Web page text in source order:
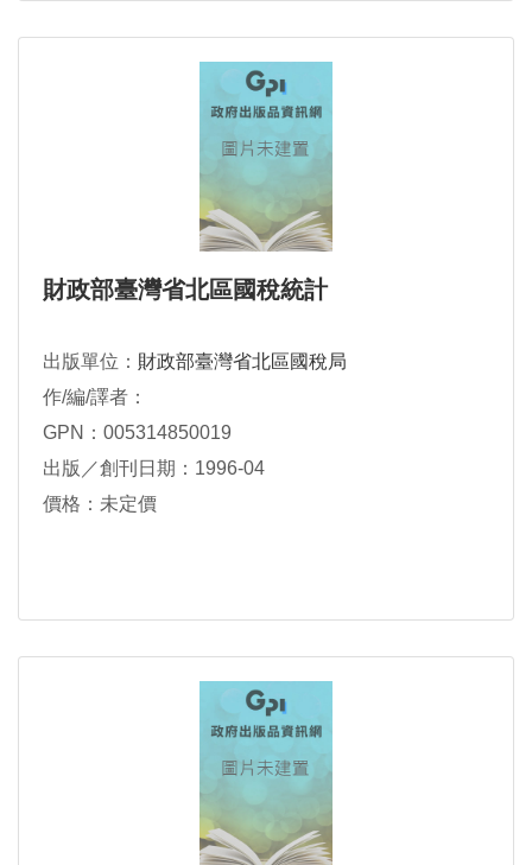
財政部臺灣省北區國稅統計
出版單位： 財政部臺灣省北區國稅局
作/編/譯者：
GPN：005314850019
出版／創刊日期：1996-04
價格：未定價